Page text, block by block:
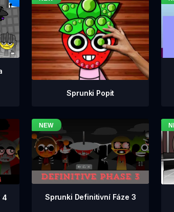
Sprunki Popit
4 Sprunki Definitivní Fáze 3